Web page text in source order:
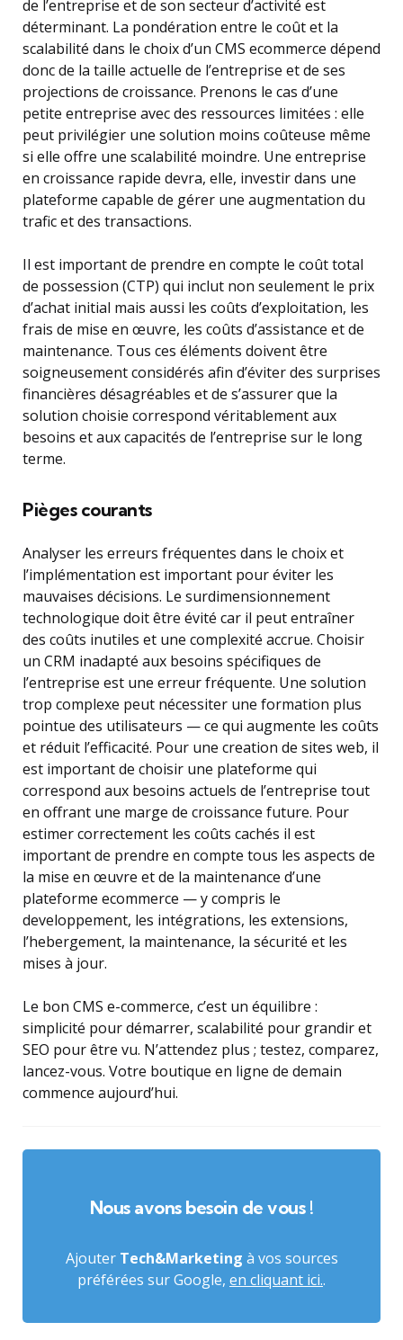
de l’entreprise et de son secteur d’activité est
déterminant. La pondération entre le coût et la
scalabilité dans le choix d’un CMS ecommerce dépend
donc de la taille actuelle de l’entreprise et de ses
projections de croissance. Prenons le cas d’une
petite entreprise avec des ressources limitées : elle
peut privilégier une solution moins coûteuse même
si elle offre une scalabilité moindre. Une entreprise
en croissance rapide devra, elle, investir dans une
plateforme capable de gérer une augmentation du
trafic et des transactions.
Il est important de prendre en compte le coût total
de possession (CTP) qui inclut non seulement le prix
d’achat initial mais aussi les coûts d’exploitation, les
frais de mise en œuvre, les coûts d’assistance et de
maintenance. Tous ces éléments doivent être
soigneusement considérés afin d’éviter des surprises
financières désagréables et de s’assurer que la
solution choisie correspond véritablement aux
besoins et aux capacités de l’entreprise sur le long
terme.
Pièges courants
Analyser les erreurs fréquentes dans le choix et
l’implémentation est important pour éviter les
mauvaises décisions. Le surdimensionnement
technologique doit être évité car il peut entraîner
des coûts inutiles et une complexité accrue. Choisir
un CRM inadapté aux besoins spécifiques de
l’entreprise est une erreur fréquente. Une solution
trop complexe peut nécessiter une formation plus
pointue des utilisateurs — ce qui augmente les coûts
et réduit l’efficacité. Pour une creation de sites web, il
est important de choisir une plateforme qui
correspond aux besoins actuels de l’entreprise tout
en offrant une marge de croissance future. Pour
estimer correctement les coûts cachés il est
important de prendre en compte tous les aspects de
la mise en œuvre et de la maintenance d’une
plateforme ecommerce — y compris le
developpement, les intégrations, les extensions,
l’hebergement, la maintenance, la sécurité et les
mises à jour.
Le bon CMS e-commerce, c’est un équilibre :
simplicité pour démarrer, scalabilité pour grandir et
SEO pour être vu. N’attendez plus ; testez, comparez,
lancez-vous. Votre boutique en ligne de demain
commence aujourd’hui.
Nous avons besoin de vous !
Ajouter Tech&Marketing à vos sources
préférées sur Google, en cliquant ici..